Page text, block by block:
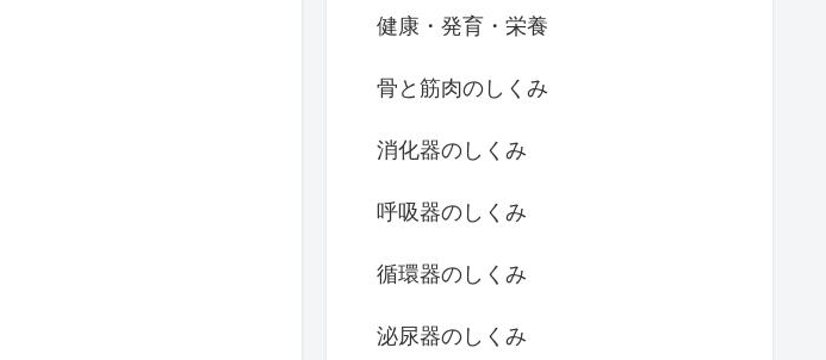
健康・発育・栄養
骨と筋肉のしくみ
消化器のしくみ
呼吸器のしくみ
循環器のしくみ
泌尿器のしくみ